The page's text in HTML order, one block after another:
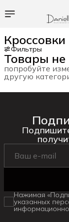
Кроссовки
Фильтры
Товары
попробуйте
другую
Нажимая
указанных